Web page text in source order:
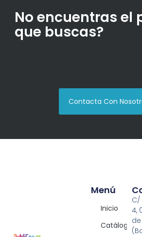
No encuentras el
que buscas?
Contacta Con
Menú
Inicio
Catálogos
C/
4,